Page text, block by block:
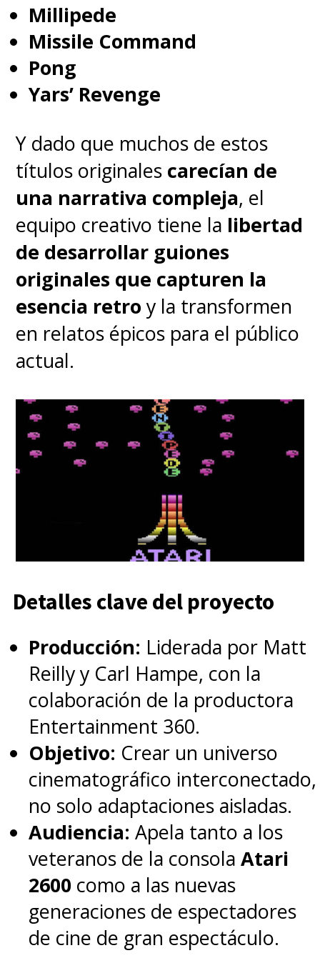
Millipede
Missile Command
Pong
Yars’ Revenge
Y dado que muchos de estos
títulos originales carecían de
una narrativa compleja, el
equipo creativo tiene la libertad
de desarrollar guiones
originales que capturen la
esencia retro y la transformen
en relatos épicos para el público
actual.
Detalles clave del proyecto
Producción: Liderada por Matt
Reilly y Carl Hampe, con la
colaboración de la productora
Entertainment 360.
Objetivo: Crear un universo
cinematográfico interconectado,
no solo adaptaciones aisladas.
Audiencia: Apela tanto a los
veteranos de la consola Atari
2600 como a las nuevas
generaciones de espectadores
de cine de gran espectáculo.